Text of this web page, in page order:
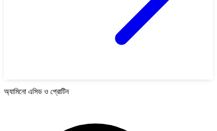
অ্যামিনো এসিড ও প্রোটিন